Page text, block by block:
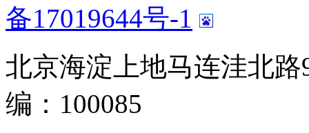
备17019644号-1
北京海淀上地马连洼北
编：100085